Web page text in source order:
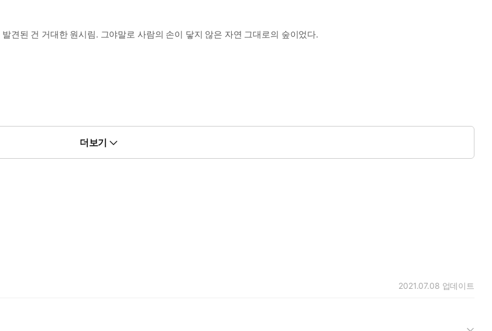
견된 건 거대한 원시림. 그야말로 사람의 손이 닿지 않은 자연 그대로의 숲이었다.
로 했다.
물에서 본 비늘이 가득 붙어있었다.
더보기
2021.07.08 업데이트